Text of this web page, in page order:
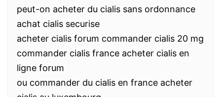
peut-on acheter du cialis sans ordonnance
achat cialis securise
acheter cialis forum commander cialis 20 mg
commander cialis france acheter cialis en
ligne forum
ou commander du cialis en france acheter